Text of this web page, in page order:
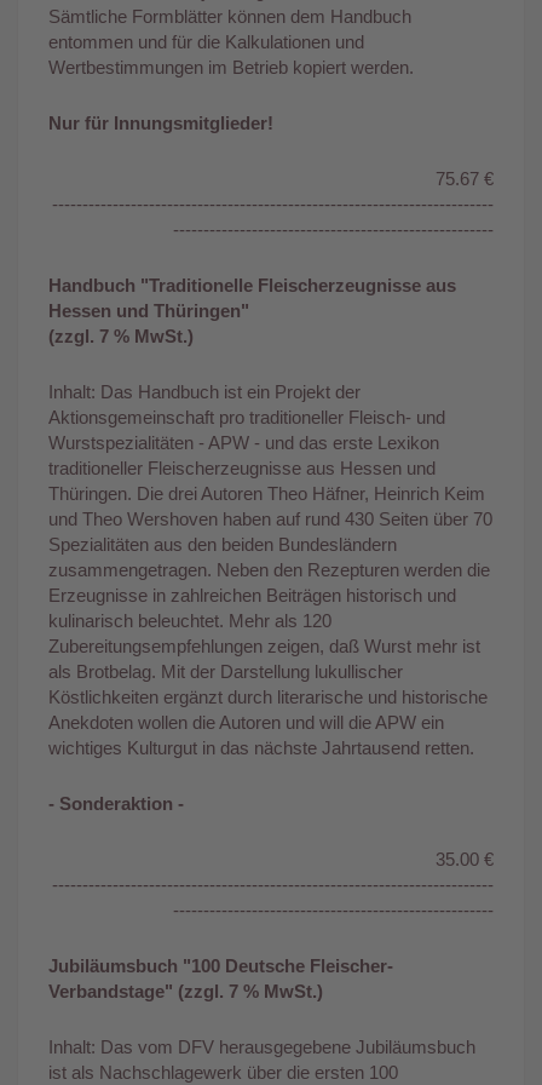
Sämtliche Formblätter können dem Handbuch
entommen und für die Kalkulationen und
Wertbestimmungen im Betrieb kopiert werden.
Nur für Innungsmitglieder!
75.67 €
-------------------------------------------------------------------------
-----------------------------------------------------
Handbuch "Traditionelle Fleischerzeugnisse aus
Hessen und Thüringen"
(zzgl. 7 % MwSt.)
Inhalt: Das Handbuch ist ein Projekt der
Aktionsgemeinschaft pro traditioneller Fleisch- und
Wurstspezialitäten - APW - und das erste Lexikon
traditioneller Fleischerzeugnisse aus Hessen und
Thüringen. Die drei Autoren Theo Häfner, Heinrich Keim
und Theo Wershoven haben auf rund 430 Seiten über 70
Spezialitäten aus den beiden Bundesländern
zusammengetragen. Neben den Rezepturen werden die
Erzeugnisse in zahlreichen Beiträgen historisch und
kulinarisch beleuchtet. Mehr als 120
Zubereitungsempfehlungen zeigen, daß Wurst mehr ist
als Brotbelag. Mit der Darstellung lukullischer
Köstlichkeiten ergänzt durch literarische und historische
Anekdoten wollen die Autoren und will die APW ein
wichtiges Kulturgut in das nächste Jahrtausend retten.
- Sonderaktion -
35.00 €
-------------------------------------------------------------------------
-----------------------------------------------------
Jubiläumsbuch "100 Deutsche Fleischer-
Verbandstage" (zzgl. 7 % MwSt.)
Inhalt: Das vom DFV herausgegebene Jubiläumsbuch
ist als Nachschlagewerk über die ersten 100